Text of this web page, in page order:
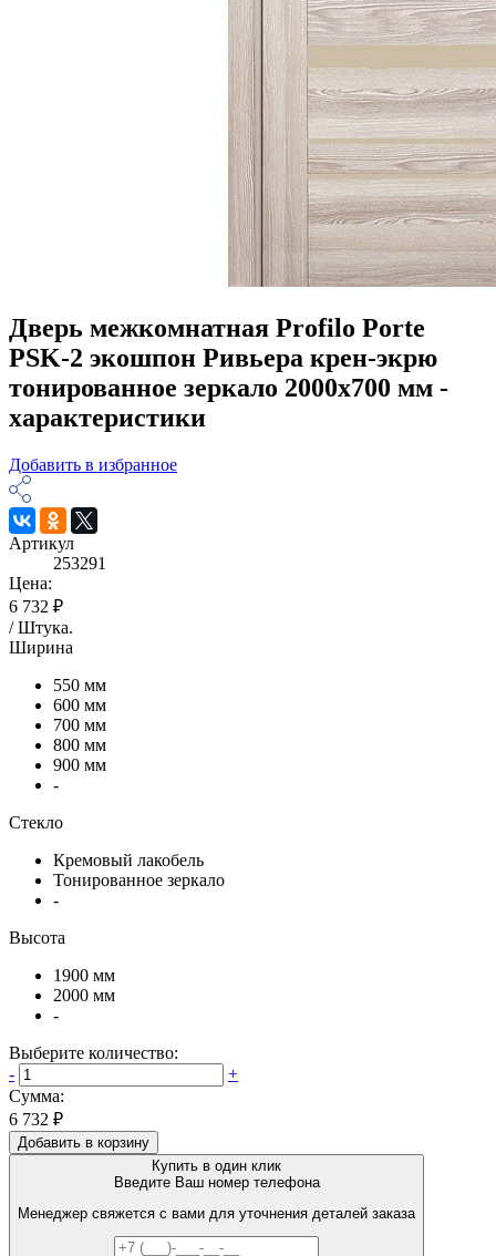
Дверь межкомнатная Profilo Porte
PSK-2 экошпон Ривьера крен-экрю
тонированное зеркало 2000х700 мм -
характеристики
Добавить в избранное
Артикул
253291
Цена:
6 732 ₽
/Штука.
Ширина
550 мм
600 мм
700 мм
800 мм
900 мм
-
Стекло
Кремовый лакобель
Тонированное зеркало
-
Высота
1900 мм
2000 мм
-
Выберите количество:
-
+
Сумма:
6 732 ₽
Добавить в корзину
Купить в один клик
Введите Ваш номер телефона
Менеджер свяжется с вами для уточнения деталей заказа